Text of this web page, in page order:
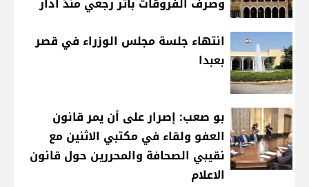
انتهاء جلسة مجلس الوزراء في قصر
بعبدا
بو صعب: إصرار على أن يمر قانون
العفو ولقاء في مكتبي الاثنين مع
نقيبي الصحافة والمحررين حول قانون
الاعلام